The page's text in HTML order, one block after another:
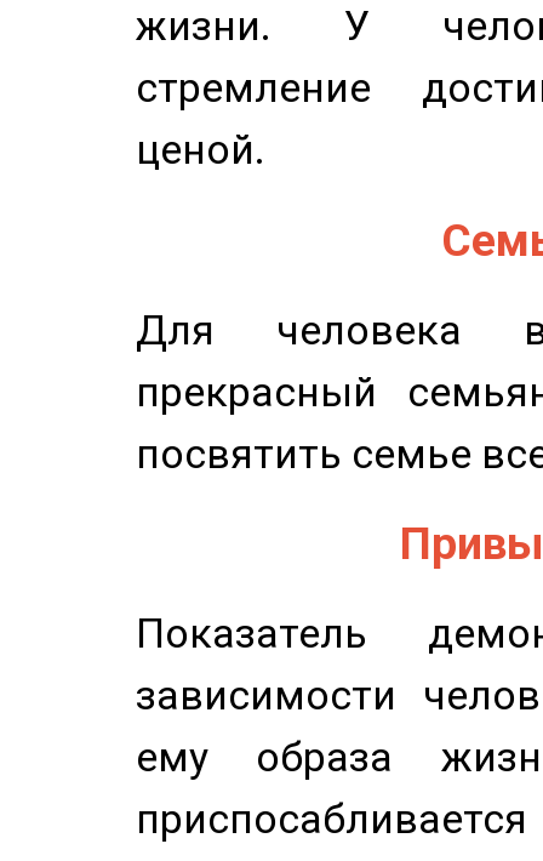
жизни. У
стремление
ценой.
Для человека
прекрасный
посвятить семье
Показатель
зависимости
ему образа